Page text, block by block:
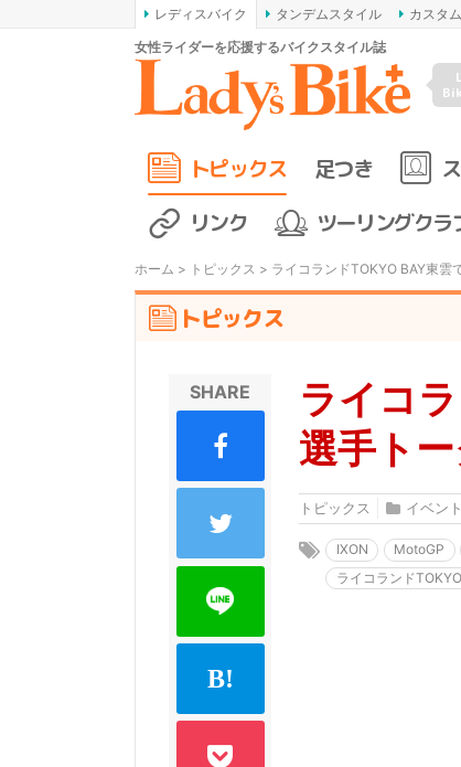
レディスバイク タンデムスタイル カスタ
女性ライダーを応援するバイクスタイル誌
トピックス 足つき
リンク
ツーリングクラ
ホーム > トピックス > ライコランドTOKYO BAY東雲
トピックス
ライコ
選手ト
トピックス イベント
IXON MotoGP
ライコランド
SHARE